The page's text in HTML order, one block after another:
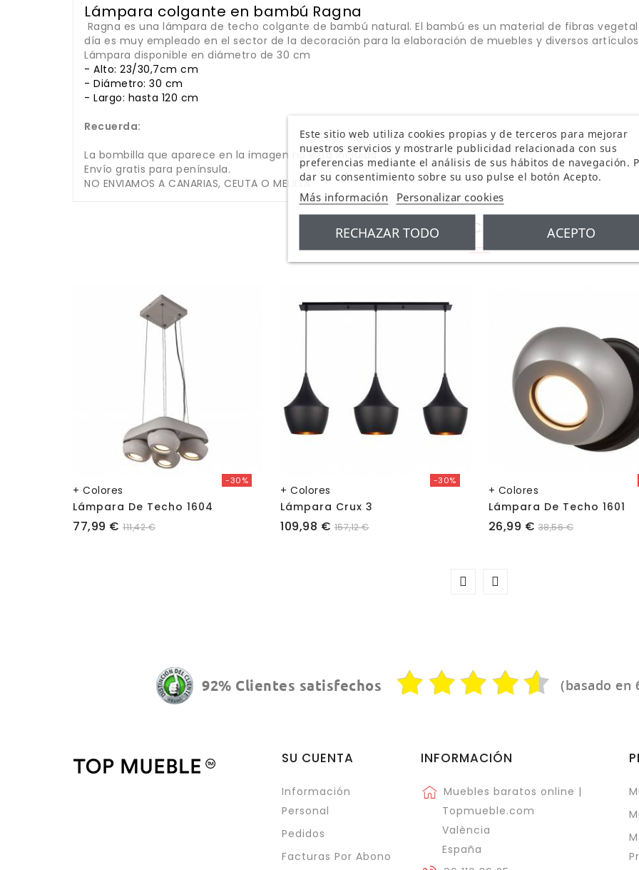
Lámpara colgante en bambú Ragna
Ragna es una lámpara de techo colgante de bambú natural. El bambú es un material de fibras
día es muy empleado en el sector de la decoración para la elaboración de muebles y diversos
Lámpara disponible en diámetro de 30 cm
- Alto: 23/30,7cm cm
- Diámetro: 30 cm
- Largo: hasta 120 cm
Recuerda:
La bombilla que aparece en la imagen no está incluida
Envío gratis para península.
NO ENVIAMOS A CANARIAS, CEUTA O MELILLA
16 MISMA CATEGORIA:
+ Colores
-30%
Lámpara De Techo 1604
Precio
77,99 € 111,42 €
+ Colores
-30%
Lámpara Crux 3
Precio
109,98 € 157,12 €
+ Colores
Lámpara De Techo 1601
Precio
26,99 € 38,56 €
92% Clientes satisfechos (basado en
Este sitio web utiliza cookies propias y de terceros para mejorar
nuestros servicios y mostrarle publicidad relacionada con sus
preferencias mediante el análisis de sus hábitos de navegación.
dar su consentimiento sobre su uso pulse el botón Acepto.
Más información Personalizar cookies
RECHAZAR TODO ACEPTO
SU CUENTA
Información
Personal
Pedidos
Facturas Por Abono
INFORMACIÓN
Muebles baratos online |
Topmueble.com
València
España